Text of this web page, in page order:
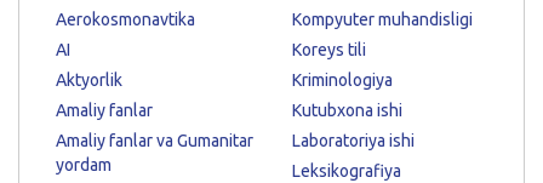
Aerokosmonavtika
AI
Aktyorlik
Amaliy fanlar
Amaliy fanlar va Gumanitar
yordam
Kompyuter muhandisligi
Koreys tili
Kriminologiya
Kutubxona ishi
Laboratoriya ishi
Leksikografiya